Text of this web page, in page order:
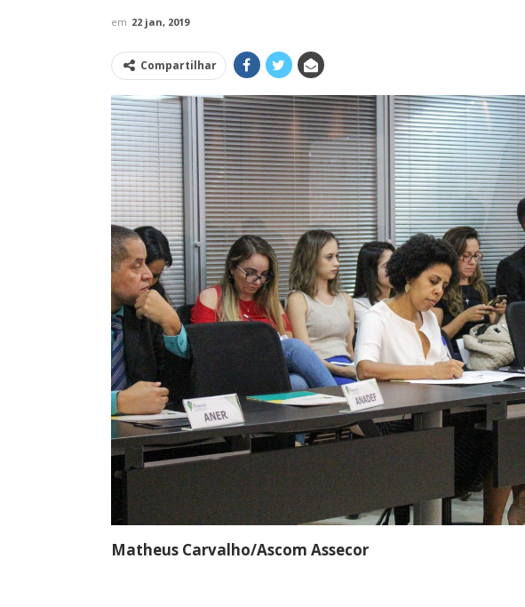
em 22 jan, 2019
Compartilhar
Matheus Carvalho/Ascom Assecor
ASSECOR Promove Palestra
“Como Criar Múltiplas Fontes
De Renda Sem…
Comunicacao 30 jun, 2026
IMPRENSA
Clube De Benefícios ASSECOR